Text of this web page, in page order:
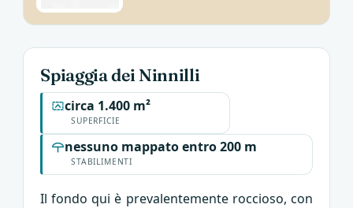
Spiaggia dei Ninnilli
SUPERFICIE
circa 1.400 m²
STABILIMENTI
nessuno mappato entro 200 m
Il fondo qui è prevalentemente roccioso, con